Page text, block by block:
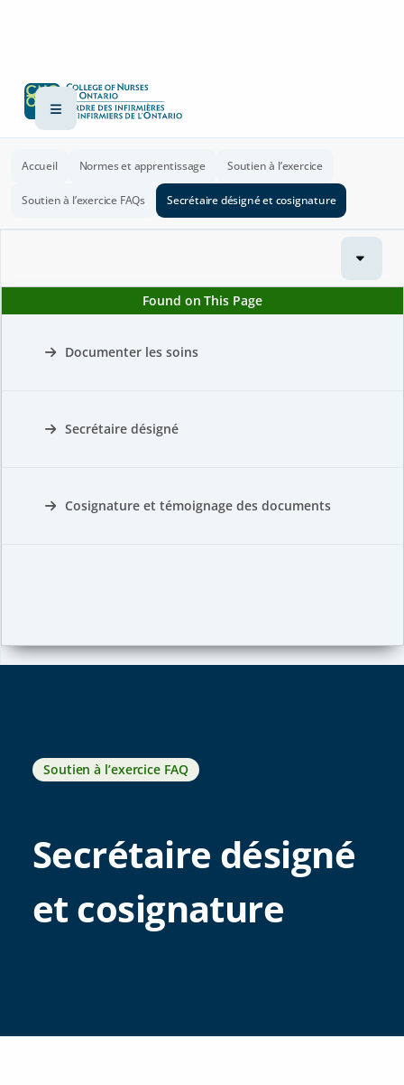
Accueil Normes et apprentissage Soutien à l’exercice
Soutien à l’exercice FAQs Secrétaire désigné et cosignature
Found on This Page
Documenter les soins
Secrétaire désigné
Cosignature et témoignage des documents
Soutien à l’exercice FAQ
Secrétaire désigné
et cosignature